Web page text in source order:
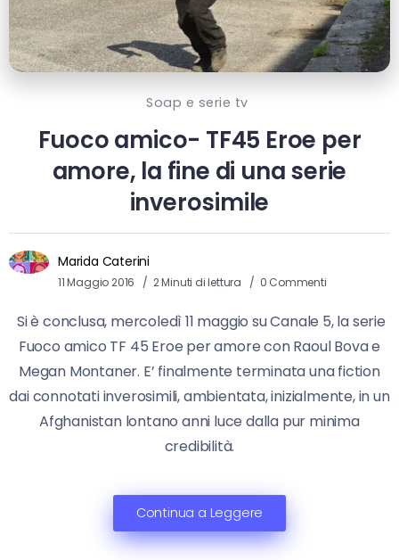
Soap e serie tv
Fuoco amico- TF45 Eroe per
amore, la fine di una serie
inverosimile
Marida Caterini
11 Maggio 2016 2 Minuti di lettura 0 Commenti
Si è conclusa, mercoledì 11 maggio su Canale 5, la serie
Fuoco amico TF 45 Eroe per amore con Raoul Bova e
Megan Montaner. E’ finalmente terminata una fiction
dai connotati inverosimili, ambientata, inizialmente, in un
Afghanistan lontano anni luce dalla pur minima
credibilità.
Continua a Leggere